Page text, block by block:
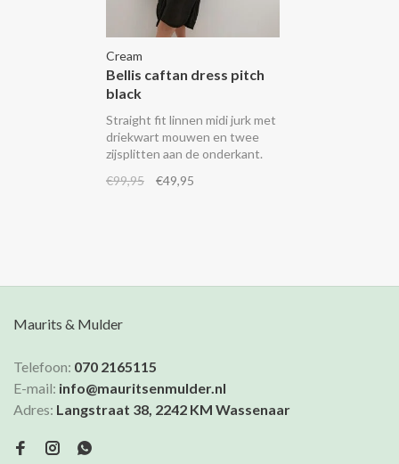
Cream
Bellis caftan dress pitch
black
Straight fit linnen midi jurk met
driekwart mouwen en twee
zijsplitten aan de onderkant.
€99,95
€49,95
Maurits & Mulder
Telefoon: 070 2165115
E-mail: info@mauritsenmulder.nl
Adres: Langstraat 38, 2242 KM Wassenaar